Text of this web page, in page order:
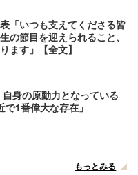
「いつも支えてくださる皆
の節目を迎えられること、
ます」【全文】
身の原動力となっている
1番偉大な存在」
もっとみる